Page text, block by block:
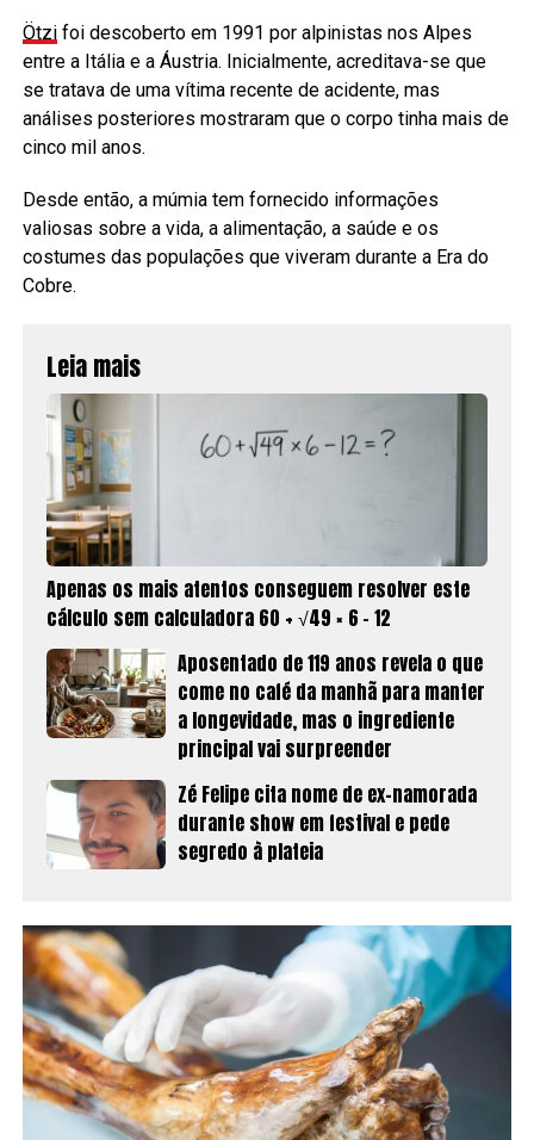
Ötzifoi descoberto em 1991 por alpinistas nos Alpes
entre a Itália e a Áustria. Inicialmente, acreditava-se que
se tratava de uma vítima recente de acidente, mas
análises posteriores mostraram que o corpo tinha mais de
cinco mil anos.
Desde então, a múmia tem fornecido informações
valiosas sobre a vida, a alimentação, a saúde e os
costumes das populações que viveram durante a Era do
Cobre.
Leia mais
Apenas os mais atentos conseguem resolver este
cálculo sem calculadora 60 + √49 × 6 − 12
Aposentado de 119 anos revela o que
come no café da manhã para manter
a longevidade, mas o ingrediente
principal vai surpreender
Zé Felipe cita nome de ex-namorada
durante show em festival e pede
segredo à plateia